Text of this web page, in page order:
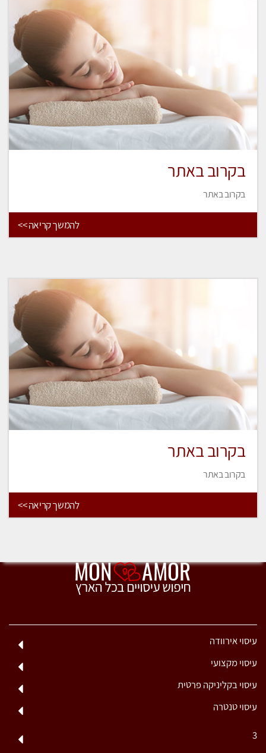
בקרוב באתר
בקרוב באתר
להמשך קריאה >>
בקרוב באתר
בקרוב באתר
להמשך קריאה >>
עיסוי אירוודה
עיסוי מקצועי
עיסוי בקליניקה פרטית
עיסוי טנטרה
3